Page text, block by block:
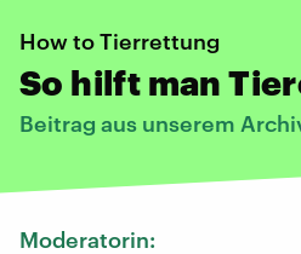
How to Tierrettung
So hilft man
Beitrag aus unserem
Moderatorin: